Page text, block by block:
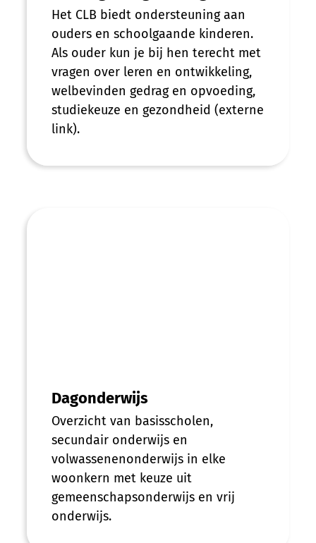
Het CLB biedt ondersteuning aan
ouders en schoolgaande kinderen.
Als ouder kun je bij hen terecht met
vragen over leren en ontwikkeling,
welbevinden gedrag en opvoeding,
studiekeuze en gezondheid (externe
link).
Dagonderwijs
Overzicht van basisscholen,
secundair onderwijs en
volwassenenonderwijs in elke
woonkern met keuze uit
gemeenschapsonderwijs en vrij
onderwijs.